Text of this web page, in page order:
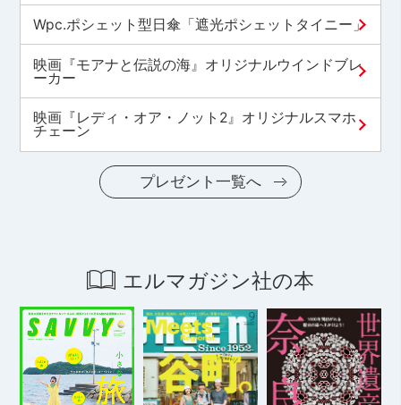
Wpc.ポシェット型日傘「遮光ポシェットタイニー」
映画『モアナと伝説の海』オリジナルウインドブレ
ーカー
映画『レディ・オア・ノット2』オリジナルスマホ
チェーン
プレゼント一覧へ
エルマガジン社の本